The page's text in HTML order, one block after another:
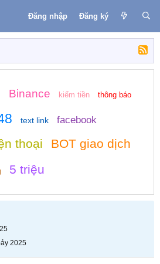
Đăng nhập Đăng ký
Binance kiếm tiền thông báo
text link facebook
thoại BOT giao dịch
5 triệu
2025